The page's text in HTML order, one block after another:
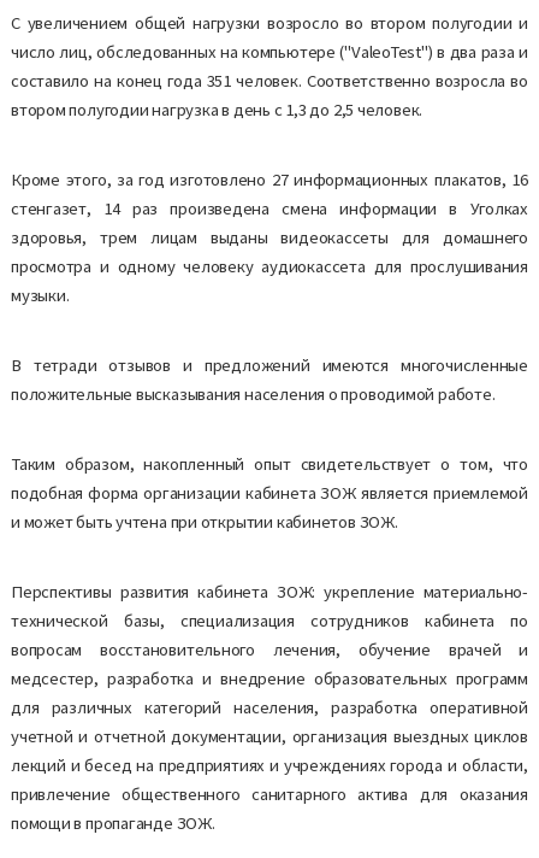
С увеличением общей нагрузки возросло во втором полугодии и
число лиц, обследованных на компьютере ("ValeoTest") в два раза и
составило на конец года 351 человек. Соответственно возросла во
втором полугодии нагрузка в день с 1,3 до 2,5 человек.
Кроме этого, за год изготовлено 27 информационных плакатов, 16
стенгазет, 14 раз произведена смена информации в Уголках
здоровья, трем лицам выданы видеокассеты для домашнего
просмотра и одному человеку аудиокассета для прослушивания
музыки.
В тетради отзывов и предложений имеются многочисленные
положительные высказывания населения о проводимой работе.
Таким образом, накопленный опыт свидетельствует о том, что
подобная форма организации кабинета ЗОЖ является приемлемой
и может быть учтена при открытии кабинетов ЗОЖ.
Перспективы развития кабинета ЗОЖ: укрепление материально-
технической базы, специализация сотрудников кабинета по
вопросам восстановительного лечения, обучение врачей и
медсестер, разработка и внедрение образовательных программ
для различных категорий населения, разработка оперативной
учетной и отчетной документации, организация выездных циклов
лекций и бесед на предприятиях и учреждениях города и области,
привлечение общественного санитарного актива для оказания
помощи в пропаганде ЗОЖ.